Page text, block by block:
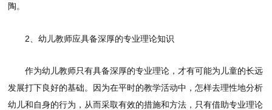
陶。
2、幼儿教师应具备深厚的专业理论知识
作为幼儿教师只有具备深厚的专业理论，才有可能为儿童的长远
发展打下良好的基础。因为在平时的教学活动中，怎样去理性地分析
幼儿和自身的行为，从而采取有效的措施和方法，只有借助专业理论